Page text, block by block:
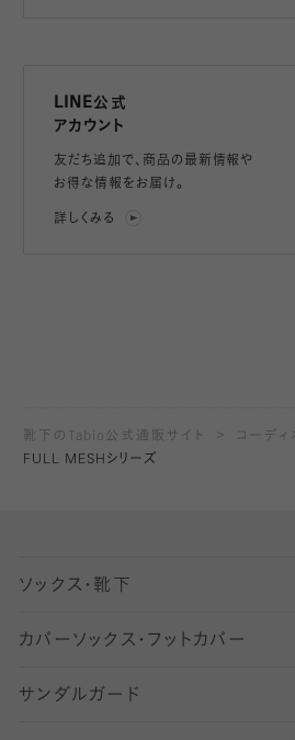
LINE公式
アカウント
友だち追加で、 商品の最新情報や
お得な情報をお届け。
詳しくみる
靴下のTabio公式通販サイト コーディ
FULL MESHシリーズ
ソックス・靴下
五本指ソックス・靴下
足袋ソックス・靴下
カバーソックス・フットカバー
フットカバー・カバーソックス（
サンダルガード